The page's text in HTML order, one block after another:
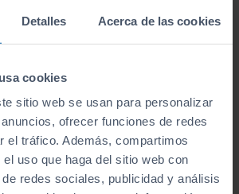
Detalles Acerca de las cookies
cookies
sitio web se usan para personalizar
ofrecer funciones de redes
el tráfico. Además, compartimos
uso que haga del sitio web con
redes sociales, publicidad y análisis
coche con confianza
revisados